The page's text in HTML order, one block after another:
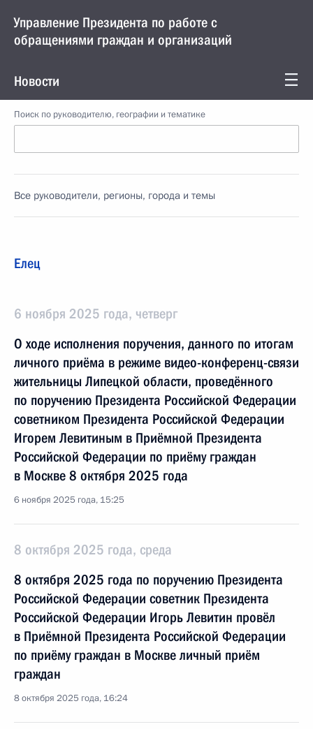
Управление Президента по работе с
обращениями граждан и организаций
Новости
Поиск по руководителю, географии и тематике
Все руководители, регионы, города и темы
Елец
6 ноября 2025 года, четверг
О ходе исполнения поручения, данного по итогам
личного приёма в режиме видео-конференц-связи
жительницы Липецкой области, проведённого
по поручению Президента Российской Федерации
советником Президента Российской Федерации
Игорем Левитиным в Приёмной Президента
Российской Федерации по приёму граждан
в Москве 8 октября 2025 года
6 ноября 2025 года, 15:25
8 октября 2025 года, среда
8 октября 2025 года по поручению Президента
Российской Федерации советник Президента
Российской Федерации Игорь Левитин провёл
в Приёмной Президента Российской Федерации
по приёму граждан в Москве личный приём
граждан
8 октября 2025 года, 16:24